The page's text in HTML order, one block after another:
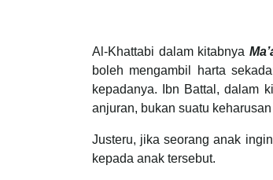
Al-Khattabi dalam kitabnya
boleh mengambil harta
kepadanya. Ibn Battal, dalam
anjuran, bukan suatu keharusan
Justeru, jika seorang anak
kepada anak tersebut.